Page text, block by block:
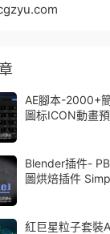
AE腳本-2000+
圖标ICON動畫
Blender插件-
圖烘焙插件
紅巨星粒子套裝